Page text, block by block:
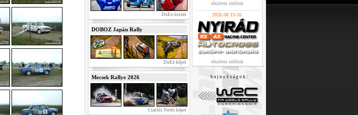
DuEn összes
DOBOZ Japán Rally
DuEn képei
Mecsek Rallye 2026
Csatlós Norbi képei
részletes infóink
2026.08.15-16.
részletes infóink
b a j n o k s á g o k :